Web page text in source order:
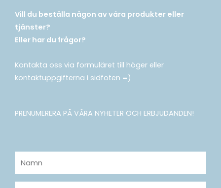
Vill du beställa någon av våra produkter eller
tjänster?
Eller har du frågor?
Kontakta oss via formuläret till höger eller
kontaktuppgifterna i sidfoten =)
PRENUMERERA PÅ VÅRA NYHETER OCH ERBJUDANDEN!